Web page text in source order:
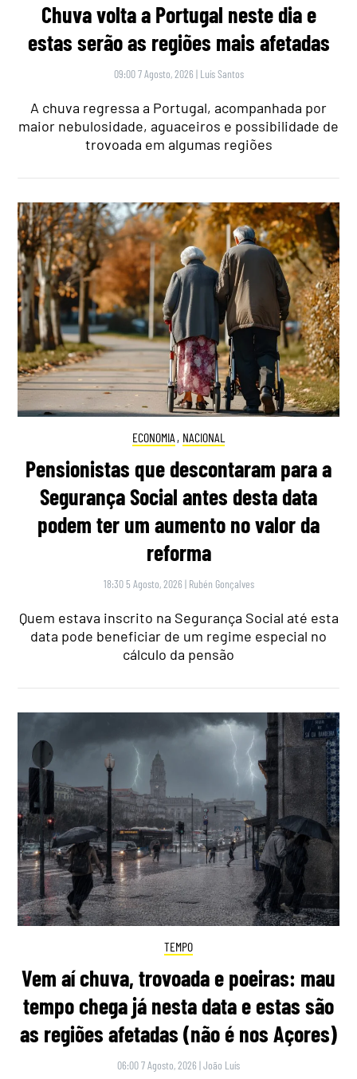
Chuva volta a Portugal neste dia e
estas serão as regiões mais afetadas
09:00 7 Agosto, 2026 | Luís Santos
A chuva regressa a Portugal, acompanhada por
maior nebulosidade, aguaceiros e possibilidade de
trovoada em algumas regiões
ECONOMIA , NACIONAL
Pensionistas que descontaram para a
Segurança Social antes desta data
podem ter um aumento no valor da
reforma
18:30 5 Agosto, 2026 | Rubén Gonçalves
Quem estava inscrito na Segurança Social até esta
data pode beneficiar de um regime especial no
cálculo da pensão
TEMPO
Vem aí chuva, trovoada e poeiras: mau
tempo chega já nesta data e estas são
as regiões afetadas (não é nos Açores)
06:00 7 Agosto, 2026 |João Luís